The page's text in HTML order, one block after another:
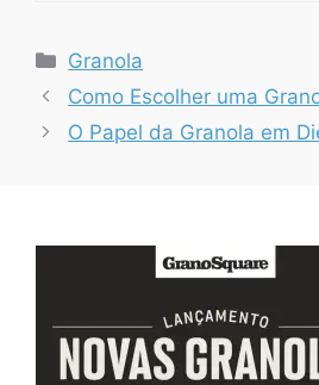
Categorias
Granola
Como Escolher uma
O Papel da Granola em